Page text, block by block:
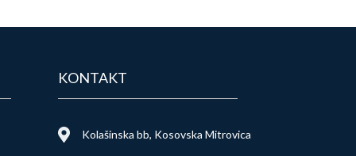
KONTAKT
Kolašinska bb, Kosovska Mitrovica